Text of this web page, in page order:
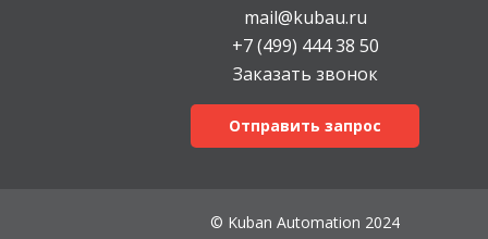
mail@kubau.ru
+7 (499) 444 38 50
Заказать звонок
Отправить запрос
© Kuban Automation 2024